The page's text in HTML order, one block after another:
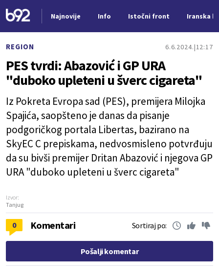
Najnovije Info Istočni front Iranska
REGION 6.6.2024. 12:17
PES tvrdi: Abazović i GP URA
"duboko upleteni u šverc cigareta"
Iz Pokreta Evropa sad (PES), premijera Milojka
Spajića, saopšteno je danas da pisanje
podgoričkog portala Libertas, bazirano na
SkyEC C prepiskama, nedvosmisleno potvrđuju
da su bivši premijer Dritan Abazović i njegova GP
URA "duboko upleteni u šverc cigareta"
Izvor:
Tanjug
0 Komentari Sortiraj po:
Pošalji komentar